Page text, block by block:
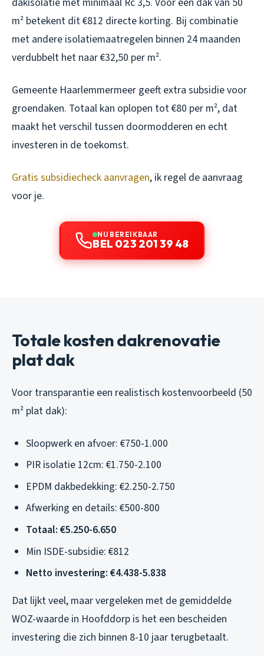
m² betekent dit €812 directe korting. Bij combinatie
met andere isolatiemaatregelen binnen 24 maanden
verdubbelt het naar €32,50 per m².
Gemeente Haarlemmermeer geeft extra subsidie voor
groendaken. Totaal kan oplopen tot €80 per m², dat
maakt het verschil tussen doormodderen en echt
investeren in de toekomst.
Gratis subsidiecheck aanvragen, ik regel de aanvraag
voor je.
NU BEREIKBAAR
BEL 023 201 39 48
Totale kosten dakrenovatie
plat dak
Voor transparantie een realistisch kostenvoorbeeld (50
m² plat dak):
Sloopwerk en afvoer: €750-1.000
PIR isolatie 12cm: €1.750-2.100
EPDM dakbedekking: €2.250-2.750
Afwerking en details: €500-800
Totaal: €5.250-6.650
Min ISDE-subsidie: €812
Netto investering: €4.438-5.838
Dat lijkt veel, maar vergeleken met de gemiddelde
WOZ-waarde in Hoofddorp is het een bescheiden
investering die zich binnen 8-10 jaar terugbetaalt.